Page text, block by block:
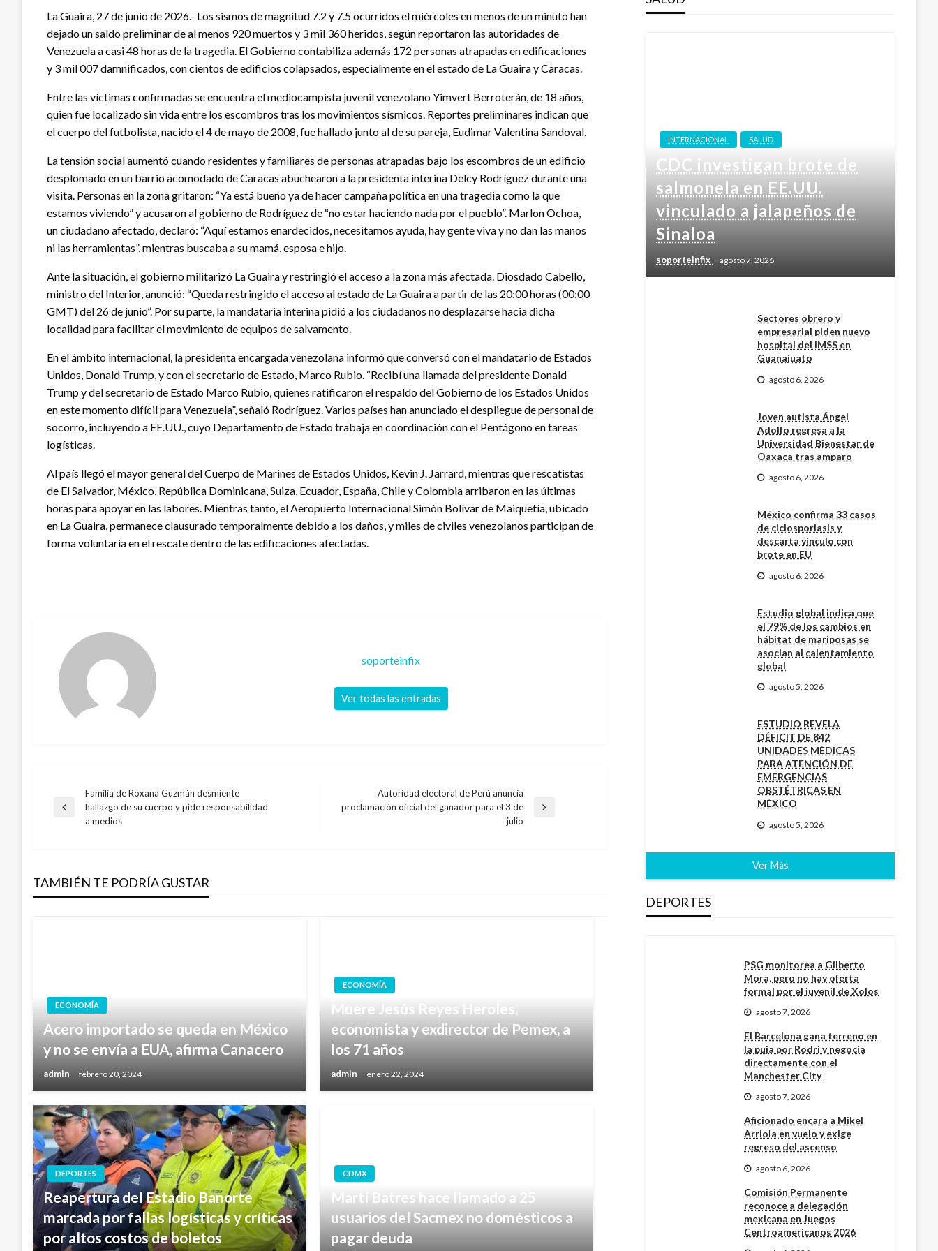
La Guaira, 27 de junio de 2026.- Los sismos de magnitud 7.2 y 7.5 ocurridos el miércoles en menos de un minuto han
dejado un saldo preliminar de al menos 920 muertos y 3 mil 360 heridos, según reportaron las autoridades de
Venezuela a casi 48 horas de la tragedia. El Gobierno contabiliza además 172 personas atrapadas en edificaciones
y 3 mil 007 damnificados, con cientos de edificios colapsados, especialmente en el estado de La Guaira y Caracas.
Entre las víctimas confirmadas se encuentra el mediocampista juvenil venezolano Yimvert Berroterán, de 18 años,
quien fue localizado sin vida entre los escombros tras los movimientos sísmicos. Reportes preliminares indican que
el cuerpo del futbolista, nacido el 4 de mayo de 2008, fue hallado junto al de su pareja, Eudimar Valentina Sandoval.
La tensión social aumentó cuando residentes y familiares de personas atrapadas bajo los escombros de un edificio
desplomado en un barrio acomodado de Caracas abuchearon a la presidenta interina Delcy Rodríguez durante una
visita. Personas en la zona gritaron: “Ya está bueno ya de hacer campaña política en una tragedia como la que
estamos viviendo” y acusaron al gobierno de Rodríguez de “no estar haciendo nada por el pueblo”. Marlon Ochoa,
un ciudadano afectado, declaró: “Aquí estamos enardecidos, necesitamos ayuda, hay gente viva y no dan las manos
ni las herramientas”, mientras buscaba a su mamá, esposa e hijo.
Ante la situación, el gobierno militarizó La Guaira y restringió el acceso a la zona más afectada. Diosdado Cabello,
ministro del Interior, anunció: “Queda restringido el acceso al estado de La Guaira a partir de las 20:00 horas (00:00
GMT) del 26 de junio”. Por su parte, la mandataria interina pidió a los ciudadanos no desplazarse hacia dicha
localidad para facilitar el movimiento de equipos de salvamento.
En el ámbito internacional, la presidenta encargada venezolana informó que conversó con el mandatario de Estados
Unidos, Donald Trump, y con el secretario de Estado, Marco Rubio. “Recibí una llamada del presidente Donald
Trump y del secretario de Estado Marco Rubio, quienes ratificaron el respaldo del Gobierno de los Estados Unidos
en este momento difícil para Venezuela”, señaló Rodríguez. Varios países han anunciado el despliegue de personal de
socorro, incluyendo a EE.UU., cuyo Departamento de Estado trabaja en coordinación con el Pentágono en tareas
logísticas.
Al país llegó el mayor general del Cuerpo de Marines de Estados Unidos, Kevin J. Jarrard, mientras que rescatistas
de El Salvador, México, República Dominicana, Suiza, Ecuador, España, Chile y Colombia arribaron en las últimas
horas para apoyar en las labores. Mientras tanto, el Aeropuerto Internacional Simón Bolívar de Maiquetía, ubicado
en La Guaira, permanece clausurado temporalmente debido a los daños, y miles de civiles venezolanos participan de
forma voluntaria en el rescate dentro de las edificaciones afectadas.
soporteinfix
Ver todas las entradas
Navegación
entradas
Entrada
anterior
Familia de Roxana Guzmán desmiente
hallazgo de su cuerpo y pide responsabilidad
a medios
Entrada
Autoridad electoral de Perú anuncia
proclamación oficial del ganador para el 3 de
julio
TAMBIÉN TE PODRÍA GUSTAR
ECONOMÍA
Acero importado se queda en México
y no se envía a EUA, afirma Canacero
admin febrero 20, 2024
ECONOMÍA
Muere Jesús Reyes Heroles,
economista y exdirector de Pemex, a
los 71 años
admin enero 22, 2024
DEPORTES
Reapertura del Estadio Banorte
marcada por fallas logísticas y críticas
por altos costos de boletos
CDMX
Martí Batres hace llamado a 25
usuarios del Sacmex no domésticos a
pagar deuda
INTERNACIONAL SALUD
CDC investigan brote de
salmonela en EE.UU.
vinculado a jalapeños de
Sinaloa
soporteinfix agosto 7, 2026
Sectores obrero y
empresarial piden nuevo
hospital del IMSS en
Guanajuato
agosto 6, 2026
Joven autista Ángel
Adolfo regresa a la
Universidad Bienestar de
Oaxaca tras amparo
agosto 6, 2026
México confirma 33 casos
de ciclosporiasis y
descarta vínculo con
brote en EU
agosto 6, 2026
Estudio global indica que
el 79% de los cambios en
hábitat de mariposas se
asocian al calentamiento
global
agosto 5, 2026
ESTUDIO REVELA
DÉFICIT DE 842
UNIDADES MÉDICAS
PARA ATENCIÓN DE
EMERGENCIAS
OBSTÉTRICAS EN
MÉXICO
agosto 5, 2026
Ver Más
DEPORTES
PSG monitorea a Gilberto
Mora, pero no hay oferta
formal por el juvenil de Xolos
agosto 7, 2026
El Barcelona gana terreno en
la puja por Rodri y negocia
directamente con el
Manchester City
agosto 7, 2026
Aficionado encara a Mikel
Arriola en vuelo y exige
regreso del ascenso
agosto 6, 2026
Comisión Permanente
reconoce a delegación
mexicana en Juegos
Centroamericanos 2026